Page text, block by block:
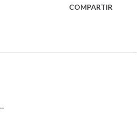
COMPARTIR